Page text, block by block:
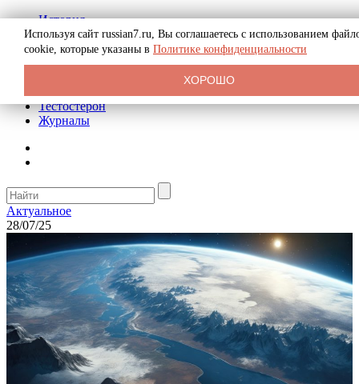
История
Биография
Криминал
Реклама на сайте
Тестостерон
Журналы
Актуальное
28/07/25
Используя сайт russian7.ru, Вы соглашаетесь с использованием
cookie, которые указаны в Политике конфиденциальности
ХОРОШО